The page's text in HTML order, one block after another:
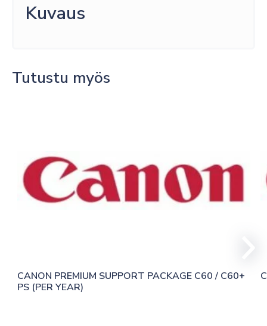
Kuvaus
Tutustu myös
CANON PREMIUM SUPPORT PACKAGE C60 / C60+
PS (PER YEAR)